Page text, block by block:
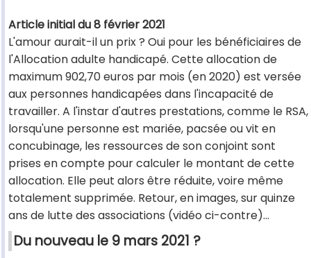
Article initial du 8 février 2021
L'amour aurait-il un prix ? Oui pour les bénéficiaires de
l'Allocation adulte handicapé. Cette allocation de
maximum 902,70 euros par mois (en 2020) est versée
aux personnes handicapées dans l'incapacité de
travailler. A l'instar d'autres prestations, comme le RSA,
lorsqu'une personne est mariée, pacsée ou vit en
concubinage, les ressources de son conjoint sont
prises en compte pour calculer le montant de cette
allocation. Elle peut alors être réduite, voire même
totalement supprimée. Retour, en images, sur quinze
ans de lutte des associations (vidéo ci-contre)...
Du nouveau le 9 mars 2021 ?